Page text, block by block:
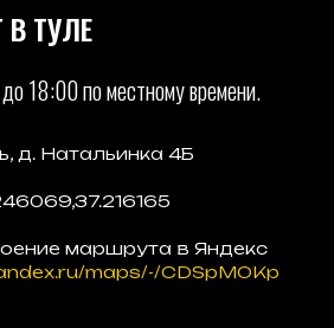
ТУЛЕ
18:00 по местному времени.
д. Натальинка 4Б
маршрута в Яндекс
maps/-/CDSpMOKp